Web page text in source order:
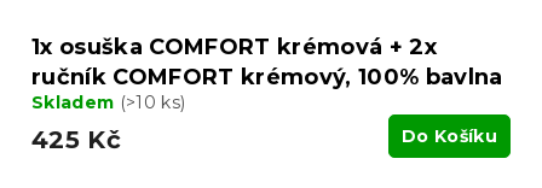
1x osuška COMFORT krémová + 2x
ručník COMFORT krémový, 100% bavlna
Skladem (>10 ks)
425 Kč Do Košíku